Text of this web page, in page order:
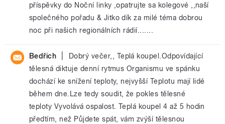
příspěvky do Noční linky ,opatrujte sa kolegové ,,naší
společného pořadu & Jitko dík za milé téma dobrou
noc při našich regionálních rádií.......
Bedřich
Dobrý večer,, Teplá koupel.Odpovídající
tělesná diktuje denní rytmus Organismu ve spánku
dochází ke snížení teploty, nejvyšší Teplotu mají lidé
během dne.Lze tedy soudit, že pokles tělesné
teploty Vyvolává ospalost. Teplá koupel 4 až 5 hodin
předtím, než Půjdete spát, vám zvýší tělesnou